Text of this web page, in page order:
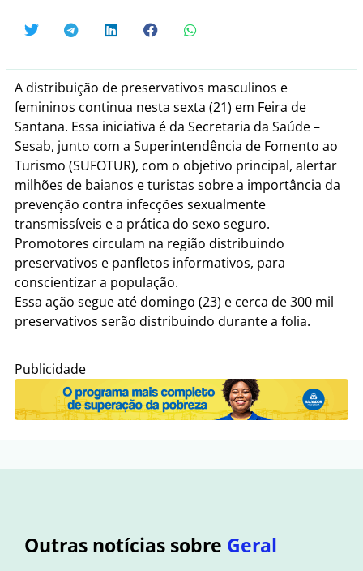
A distribuição de preservativos masculinos e
femininos continua nesta sexta (21) em Feira de
Santana. Essa iniciativa é da Secretaria da Saúde –
Sesab, junto com a Superintendência de Fomento ao
Turismo (SUFOTUR), com o objetivo principal, alertar
milhões de baianos e turistas sobre a importância da
prevenção contra infecções sexualmente
transmissíveis e a prática do sexo seguro.
Promotores circulam na região distribuindo
preservativos e panfletos informativos, para
conscientizar a população.
Essa ação segue até domingo (23) e cerca de 300 mil
preservativos serão distribuindo durante a folia.
Publicidade
Outras notícias sobre Geral